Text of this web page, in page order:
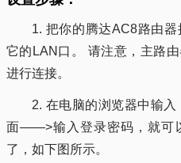
1. 把你的腾达AC8路由器
它的LAN口。 请注意，主路
进行连接。
2. 在电脑的浏览器中输
面——>输入登录密码，就可
了，如下图所示。